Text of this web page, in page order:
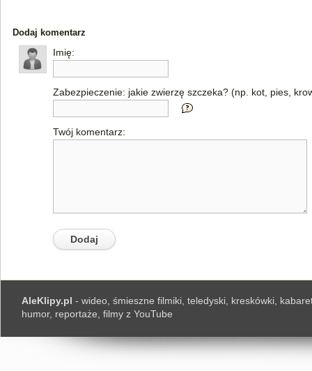
Dodaj komentarz
Imię:
Zabezpieczenie: jakie zwierzę szczeka? (np. kot, pies,
Twój komentarz:
AleKlipy.pl - wideo, śmieszne filmiki, teledyski, kreskówki,
humor, reportaże, filmy z YouTube